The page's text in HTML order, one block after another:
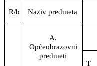
R/b Naziv predmeta
A.
Općeobrazovni
predmeti
T